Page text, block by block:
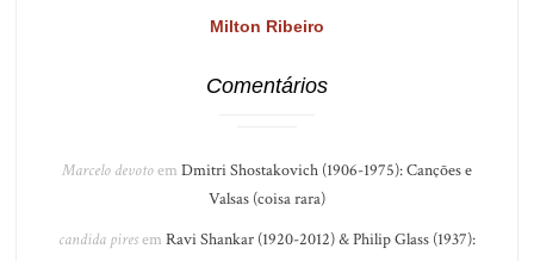
Milton Ribeiro
Comentários
Marcelo devotoem Dmitri Shostakovich (1906-1975): Canções e
Valsas (coisa rara)
candida piresem Ravi Shankar (1920-2012) & Philip Glass (1937):